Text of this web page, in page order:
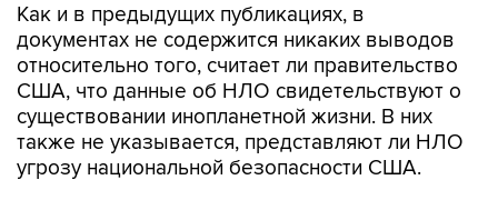
Как и в предыдущих публикациях, в
документах не содержится никаких выводов
относительно того, считает ли правительство
США, что данные об НЛО свидетельствуют о
существовании инопланетной жизни. В них
также не указывается, представляют ли НЛО
угрозу национальной безопасности США.